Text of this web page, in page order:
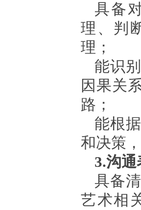
具备
理、判
理；
能识
因果关
路；
能根
和决策
3.沟
具备
艺术相